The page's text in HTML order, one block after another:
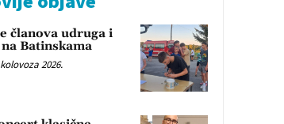
članova udruga i
Batinskama
2026.